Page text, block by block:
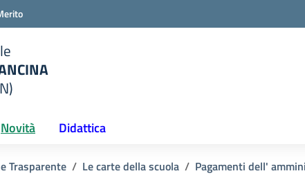
Novità Didattica
Trasparente Le carte della scuola Pagamenti dell'